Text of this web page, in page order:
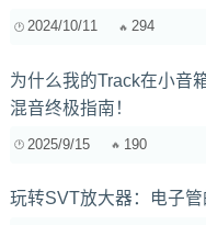
2024/10/11 294
为什么我的Track在小音
混音终极指南！
2025/9/15 190
玩转SVT放大器：电子